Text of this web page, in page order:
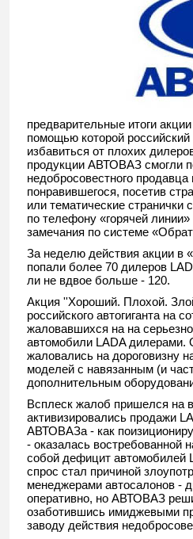
предварительные итоги
помощью которой
избавиться от плохих
продукции АВТОВАЗ смогли
недобросовестного продавца
понравившегося, посетив
или тематические странички
по телефону «горячей
замечания по системе
За неделю действия акции
попали более 70 дилеров
ли не вдвое больше - 120.
Акция ''Хороший. Плохой.
российского автогиганта на
жаловавшихся на на
автомобили LADA дилерами.
жаловались на дороговизну
моделей с навязанным (и
дополнительным
Всплеск жалоб пришелся на
активизировались продажи
АВТОВАЗа - как
- оказалась востребованной
собой дефицит автомобилей
спрос стал причиной
менеджерами автосалонов -
оперативно, но АВТОВАЗ
озаботившись имиджевыми
заводу действия